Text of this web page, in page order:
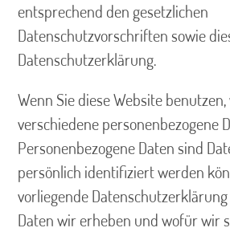
entsprechend den gesetzlichen
Datenschutzvorschriften sowie
Datenschutzerklärung.
Wenn Sie diese Website
verschiedene personenbezogene
Personenbezogene Daten sind
persönlich identifiziert werden
vorliegende
Daten wir erheben und wofür wir